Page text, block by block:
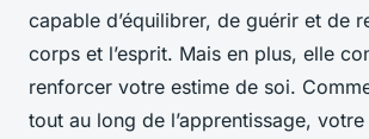
capable d’équilibrer, de guérir et de
corps et l’esprit. Mais en plus, elle
renforcer votre estime de soi.
tout au long de l’apprentissage,